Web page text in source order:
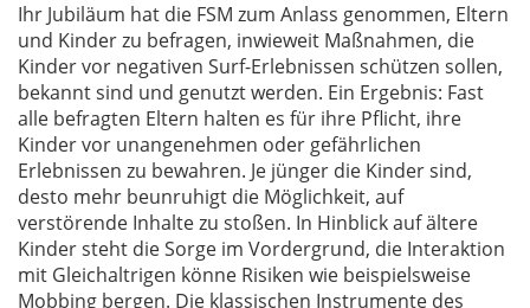
Ihr Jubiläum hat die FSM zum Anlass genommen, Eltern
und Kinder zu befragen, inwieweit Maßnahmen, die
Kinder vor negativen Surf-Erlebnissen schützen sollen,
bekannt sind und genutzt werden. Ein Ergebnis: Fast
alle befragten Eltern halten es für ihre Pflicht, ihre
Kinder vor unangenehmen oder gefährlichen
Erlebnissen zu bewahren. Je jünger die Kinder sind,
desto mehr beunruhigt die Möglichkeit, auf
verstörende Inhalte zu stoßen. In Hinblick auf ältere
Kinder steht die Sorge im Vordergrund, die Interaktion
mit Gleichaltrigen könne Risiken wie beispielsweise
Mobbing bergen. Die klassischen Instrumente des